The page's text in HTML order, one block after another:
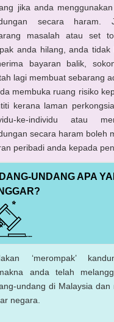
jika anda
secara haram.
masalah atau set
anda hilang, anda tidak
bayaran balik,
lagi membuat sebarang
membuka ruang risiko
kerana laman
ke-individu atau
secara haram boleh
peribadi anda kepada
UNDANG APA
‘merompak’
anda telah
undang di Malaysia dan
negara.